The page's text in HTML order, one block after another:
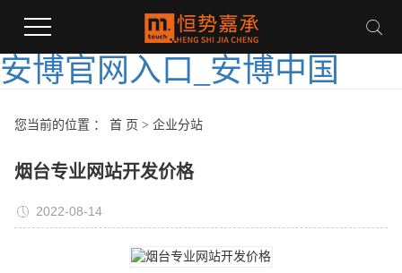
安博官网入口_安博中国
您当前的位置 ： 首 页 > 企业分站
烟台专业网站开发价格
2022-08-14